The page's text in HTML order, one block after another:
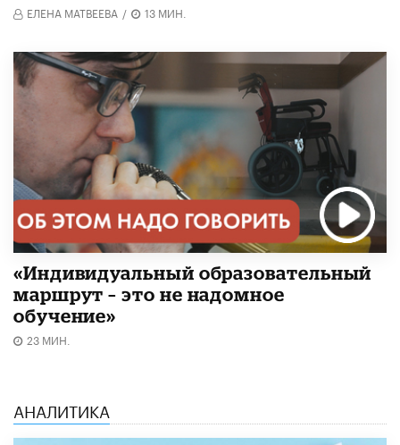
ЕЛЕНА МАТВЕЕВА / 13 МИН.
«Индивидуальный образовательный
маршрут – это не надомное
обучение»
23 МИН.
АНАЛИТИКА